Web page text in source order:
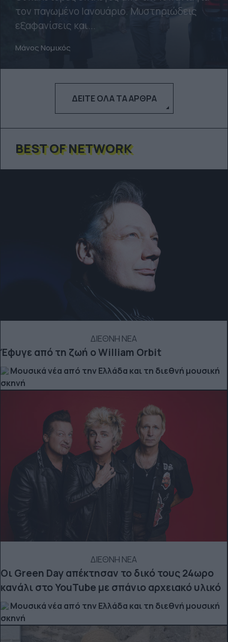
τον παγωμένο Ιανουάριο. Μυστηριώδεις
εξαφανίσεις και...
Μάνος Νομικός
ΔΕΊΤΕ ΌΛΑ ΤΑ ΆΡΘΡΑ
BEST OF NETWORK
ΔΙΕΘΝΗ ΝΕΑ
Έφυγε από τη ζωή ο William Orbit
Μουσικά νέα από την Ελλάδα και τη διεθνή μουσική
σκηνή
ΔΙΕΘΝΗ ΝΕΑ
Οι Green Day απέκτησαν το δικό τους 24ωρο
κανάλι στο YouTube με σπάνιο αρχειακό υλικό
Μουσικά νέα από την Ελλάδα και τη διεθνή μουσική
σκηνή